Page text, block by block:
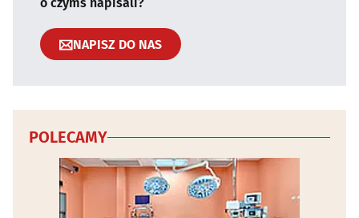
o czymś napisali?
NAPISZ DO NAS
POLECAMY